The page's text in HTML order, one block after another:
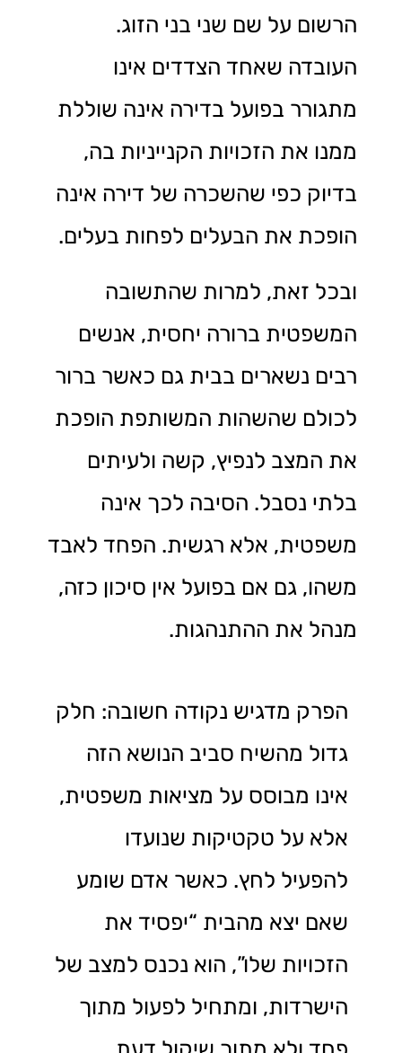
הרשום על שם שני בני הזוג.
העובדה שאחד הצדדים אינו
מתגורר בפועל בדירה אינה שוללת
ממנו את הזכויות הקנייניות בה,
בדיוק כפי שהשכרה של דירה אינה
הופכת את הבעלים לפחות בעלים.
ובכל זאת, למרות שהתשובה
המשפטית ברורה יחסית, אנשים
רבים נשארים בבית גם כאשר ברור
לכולם שהשהות המשותפת הופכת
את המצב לנפיץ, קשה ולעיתים
בלתי נסבל. הסיבה לכך אינה
משפטית, אלא רגשית. הפחד לאבד
משהו, גם אם בפועל אין סיכון כזה,
מנהל את ההתנהגות.
הפרק מדגיש נקודה חשובה: חלק
גדול מהשיח סביב הנושא הזה
אינו מבוסס על מציאות משפטית,
אלא על טקטיקות שנועדו
להפעיל לחץ. כאשר אדם שומע
שאם יצא מהבית “יפסיד את
הזכויות שלו”, הוא נכנס למצב של
הישרדות, ומתחיל לפעול מתוך